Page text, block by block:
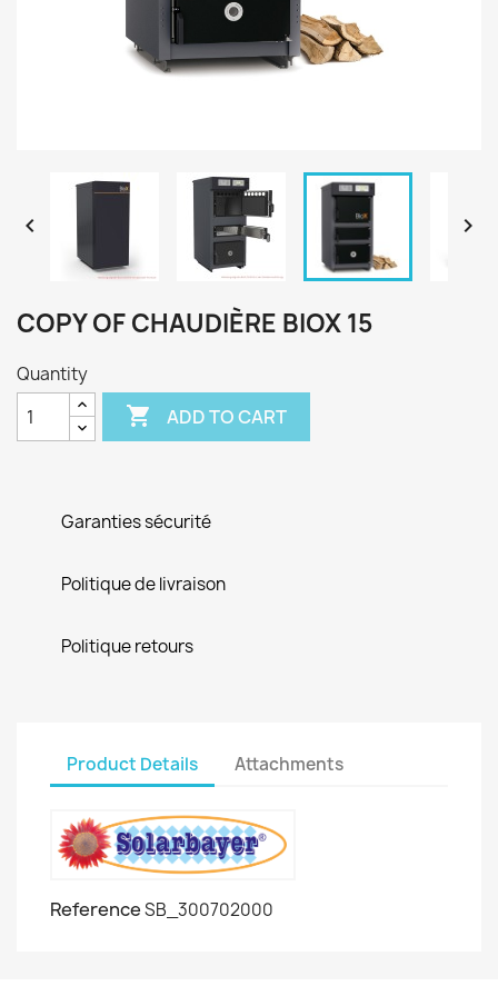
 
COPY OF CHAUDIÈRE BIOX 15
Quantity
 ADD TO CART
Garanties sécurité
Politique de livraison
Politique retours
Product Details Attachments
ReferenceSB_300702000